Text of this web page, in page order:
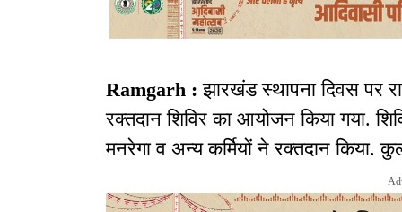
Ramgarh : झारखंड स्थापना दिवस पर
रक्तदान शिविर का आयोजन किया गया.
मनरेगा व अन्य कर्मियों ने रक्तदान